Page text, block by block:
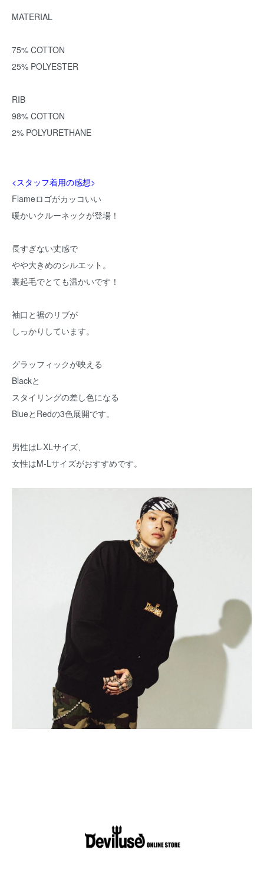
MATERIAL
75% COTTON
25% POLYESTER
RIB
98% COTTON
2% POLYURETHANE
<スタッフ着用の感想>
Flameロゴがカッコいい
暖かいクルーネックが登場！
長すぎない丈感で
やや大きめのシルエット。
裏起毛でとても温かいです！
袖口と裾のリブが
しっかりしています。
グラッフィックが映える
Blackと
スタイリングの差し色になる
BlueとRedの3色展開です。
男性はL-XLサイズ、
女性はM-Lサイズがおすすめです。